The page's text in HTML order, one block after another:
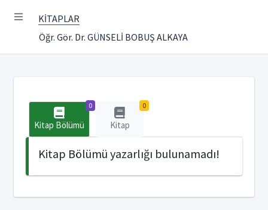
KİTAPLAR
Öğr. Gör. Dr. GÜNSELİ BOBUŞ ALKAYA
0
Kitap Bölümü
0
Kitap
Kitap Bölümü yazarlığı bulunamadı!